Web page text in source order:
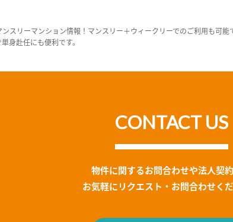
スリーマンション情報！マンスリー＋ウィークリーでのご利用も可
身赴任にも便利です。
CONTACT US
物件に関するお問合わせや法人契約
お気軽にリクエスト・お問合わせくだ